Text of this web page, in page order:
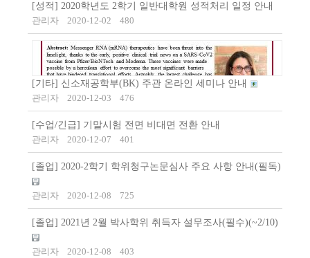
[성적] 2020학년도 2학기 일반대학원 성적처리 일정 안내
관리자
2020-12-02 480
[기타] 신소재공학부(BK) 주관 온라인 세미나 안내
관리자
2020-12-03 476
[수업/긴급] 기말시험 전면 비대면 전환 안내
관리자
2020-12-07 401
[졸업] 2020-2학기 학위청구논문심사 주요 사항 안내(필독)
관리자 2020-12-08 725
[졸업] 2021년 2월 박사학위 취득자 설무조사(필수)(~2/10)
관리자 2020-12-08 403